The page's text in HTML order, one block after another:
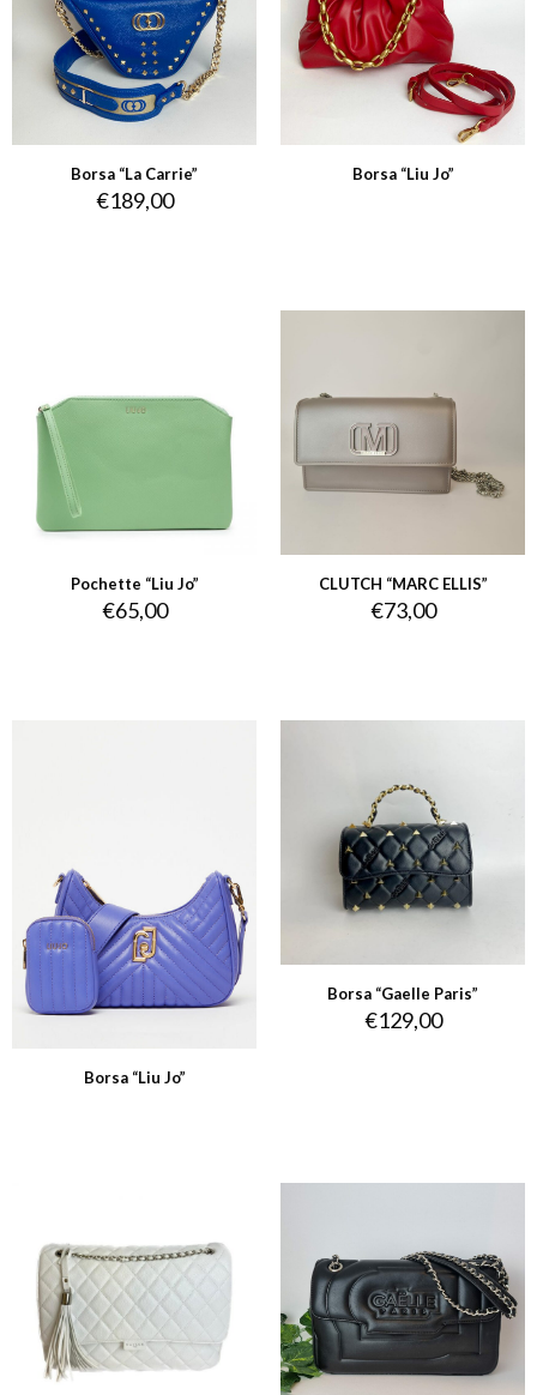
Borsa “La Carrie”
€189,00
Borsa “Liu Jo”
Pochette “Liu Jo”
€65,00
CLUTCH “MARC ELLIS”
€73,00
Borsa “Liu Jo”
Borsa “Gaelle Paris”
€129,00